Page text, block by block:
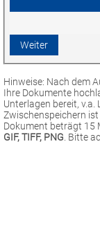
Hinweise: Nach dem
Ihre Dokumente
Unterlagen bereit, v.a.
Zwischenspeichern
Dokument beträgt 15
GIF, TIFF, PNG . Bitte